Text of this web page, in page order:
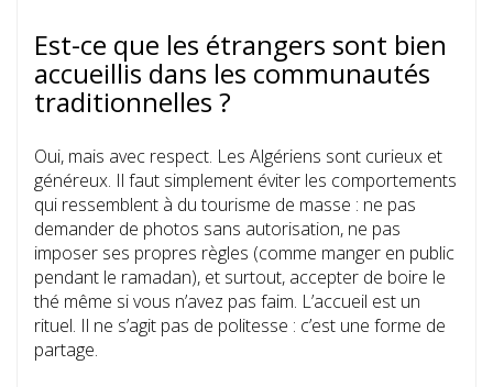
Est-ce que les étrangers sont bien
accueillis dans les communautés
traditionnelles ?
Oui, mais avec respect. Les Algériens sont curieux et
généreux. Il faut simplement éviter les comportements
qui ressemblent à du tourisme de masse : ne pas
demander de photos sans autorisation, ne pas
imposer ses propres règles (comme manger en public
pendant le ramadan), et surtout, accepter de boire le
thé même si vous n’avez pas faim. L’accueil est un
rituel. Il ne s’agit pas de politesse : c’est une forme de
partage.